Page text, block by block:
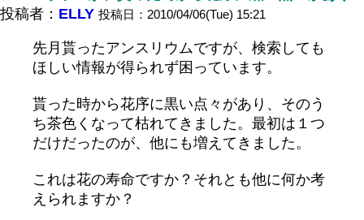
投稿者： ELLY 投稿日：2010/04/06(Tue) 15:21
先月貰ったアンスリウムですが、検索しても
ほしい情報が得られず困っています。
貰った時から花序に黒い点々があり、そのう
ち茶色くなって枯れてきました。最初は１つ
だけだったのが、他にも増えてきました。
これは花の寿命ですか？それとも他に何か考
えられますか？